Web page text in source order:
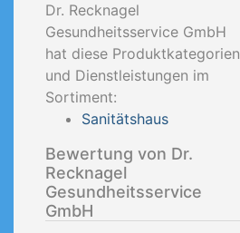
Dr. Recknagel
Gesundheitsservice GmbH
hat diese Produktkategorien
und Dienstleistungen im
Sortiment:
Sanitätshaus
Bewertung von Dr.
Recknagel
Gesundheitsservice
GmbH